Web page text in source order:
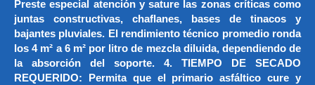
Preste especial atención y sature las zonas críticas como
juntas constructivas, chaflanes, bases de tinacos y
bajantes pluviales. El rendimiento técnico promedio ronda
los 4 m² a 6 m² por litro de mezcla diluida, dependiendo de
la absorción del soporte. 4. TIEMPO DE SECADO
REQUERIDO: Permita que el primario asfáltico cure y